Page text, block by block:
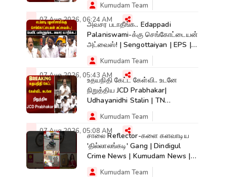
Kumudam Team
07 Aug 2026, 06:24 AMஅவசர படாதீங்க.. Edappadi
Palaniswami-க்கு செங்கோட்டையன்
அட்வைஸ்! | Sengottaiyan | EPS |
Kumudam News
Kumudam Team
07 Aug 2026, 05:43 AMஉதயநிதி கேட்ட கேள்வி.. உடனே
நிறுத்திய JCD Prabhakar|
Udhayanidhi Stalin | TN
Assembly | Cauvery
Kumudam Team
07 Aug 2026, 05:08 AMசாலை Reflector-களை களவாடிய
'தில்லாலங்கடி' Gang | Dindigul
Crime News | Kumudam News |
#shorts
Kumudam Team